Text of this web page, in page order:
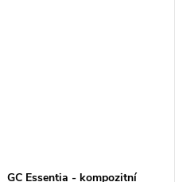
GC Essentia - kompozitní